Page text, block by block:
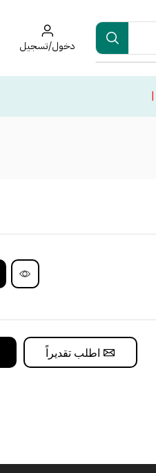
دخول/تسجيل
❘
اطلب تقديراً